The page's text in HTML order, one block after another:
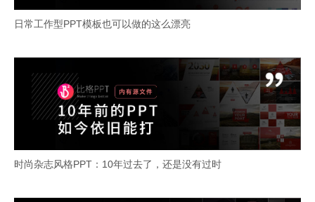
日常工作型PPT模板也可以做的这么漂亮
时尚杂志风格PPT：10年过去了，还是没有过时